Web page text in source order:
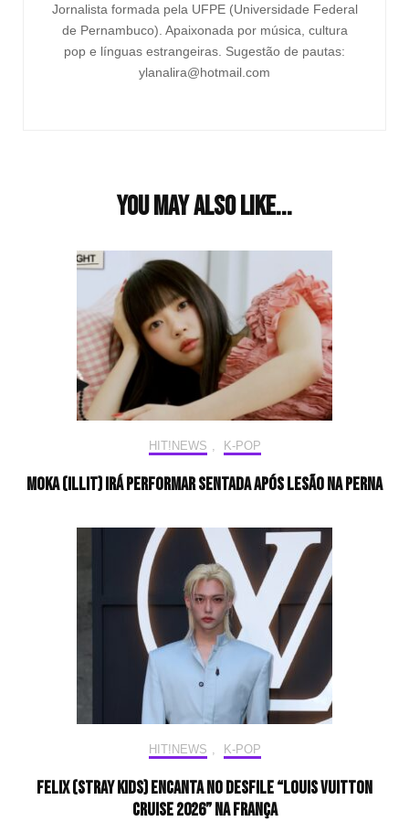
Jornalista formada pela UFPE (Universidade Federal
de Pernambuco). Apaixonada por música, cultura
pop e línguas estrangeiras. Sugestão de pautas:
ylanalira@hotmail.com
You may also like...
HIT!NEWS , K-POP
Moka (ILLIT) irá performar sentada após lesão na perna
HIT!NEWS , K-POP
Felix (Stray Kids) encanta no desfile “Louis Vuitton
Cruise 2026” na França